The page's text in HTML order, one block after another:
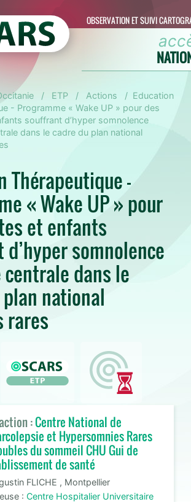
OBSERVATION ET SUIVI
ETP Actions
Education
- Programme « Wake UP » pour des
souffrant d’hyper somnolence
dans le cadre du plan national
Thérapeutique -
« Wake UP » pour
et enfants
somnolence
centrale dans le
national
rares
:Centre National de
et Hypersomnies Rares
du sommeil CHU Gui de
de santé
FLICHE , Montpellier
:Centre Hospitalier Universitaire